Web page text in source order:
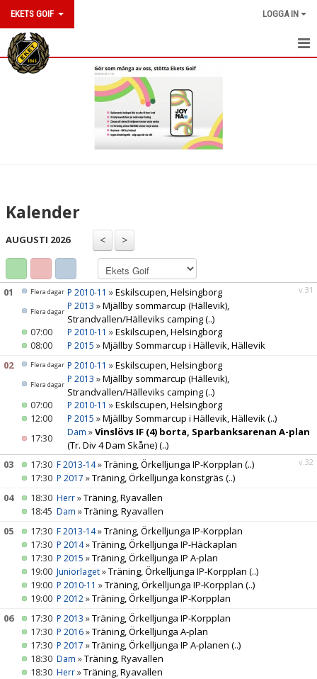
EKETS GOIF LOGGA IN
HEM
VÅRA LAG/TRÄNARE
MATCHER
STYRELSE
LOPPIS
Kalender
AUGUSTI 2026
v.31
01 Flera dagar P 2010-11 »Eskilscupen, Helsingborg
Flera dagar P 2013 »Mjällby sommarcup (Hällevik),
Strandvallen/Hälleviks camping(..)
07:00
P 2010-11 »Eskilscupen, Helsingborg
08:00
P 2015 »Mjällby Sommarcup i Hällevik, Hällevik
02
Flera dagar P 2010-11 »Eskilscupen, Helsingborg
Flera dagar P 2013 »Mjällby sommarcup (Hällevik),
Strandvallen/Hälleviks camping(..)
07:00
P 2010-11 »Eskilscupen, Helsingborg
12:00
P 2015 »Mjällby Sommarcup i Hällevik, Hällevik(..)
17:30
Dam »Vinslövs IF (4) borta, Sparbanksarenan A-plan
(Tr. Div 4 Dam Skåne)(..)
v.32
03 17:30 F 2013-14»Träning, Örkelljunga IP-Korpplan (..)
17:30 P 2017 »Träning, Örkelljunga konstgräs (..)
04
18:30 Herr»Träning, Ryavallen
18:45 Dam »Träning, Ryavallen
05
17:30 F 2013-14»Träning, Örkelljunga IP-Korpplan
17:30 P 2014»Träning, Örkelljunga IP-Häckaplan
17:30 P 2015 »Träning, Örkelljunga IP A-plan
19:00 Juniorlaget»Träning, Örkelljunga IP-Korpplan (..)
19:00 P 2010-11 »Träning, Örkelljunga IP-Korpplan (..)
19:00 P 2012»Träning, Örkelljunga IP-Korpplan
06
17:30 P 2013 »Träning, Örkelljunga IP-Korpplan
17:30 P 2016»Träning, Örkelljunga A-plan
17:30 P 2017 »Träning, Örkelljunga IP A-planen (..)
18:30 Dam »Träning, Ryavallen
18:30 Herr»Träning, Ryavallen